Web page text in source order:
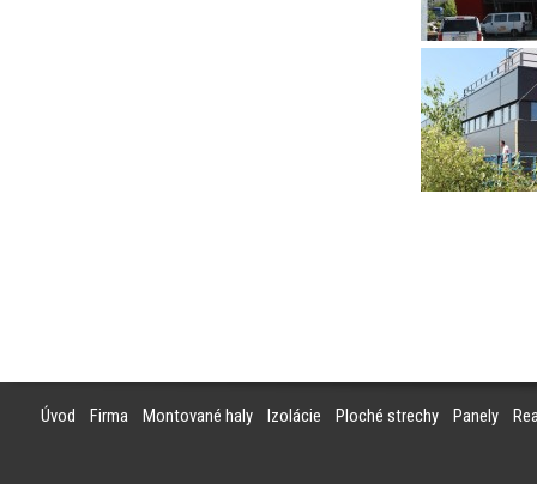
Úvod Firma Montované haly Izolácie Ploché strechy Panely